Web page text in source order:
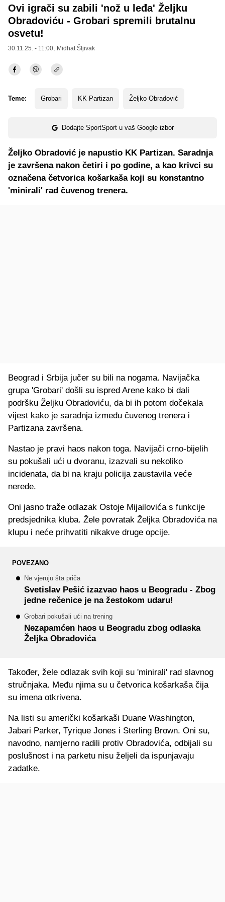
Ovi igrači su zabili 'nož u leđa' Željku
Obradoviću - Grobari spremili brutalnu
osvetu!
30.11.25. - 11:00, Midhat Šljivak
Teme: Grobari KK Partizan Željko Obradović
Dodajte SportSport u vaš Google izbor
Željko Obradović je napustio KK Partizan. Saradnja
je završena nakon četiri i po godine, a kao krivci su
označena četvorica košarkaša koji su konstantno
'minirali' rad čuvenog trenera.
Beograd i Srbija jučer su bili na nogama. Navijačka
grupa 'Grobari' došli su ispred Arene kako bi dali
podršku Željku Obradoviću, da bi ih potom dočekala
vijest kako je saradnja između čuvenog trenera i
Partizana završena.
Nastao je pravi haos nakon toga. Navijači crno-bijelih
su pokušali ući u dvoranu, izazvali su nekoliko
incidenata, da bi na kraju policija zaustavila veće
nerede.
Oni jasno traže odlazak Ostoje Mijailovića s funkcije
predsjednika kluba. Žele povratak Željka Obradovića na
klupu i neće prihvatiti nikakve druge opcije.
POVEZANO
Ne vjeruju šta priča
Svetislav Pešić izazvao haos u Beogradu - Zbog
jedne rečenice je na žestokom udaru!
Grobari pokušali ući na trening
Nezapamćen haos u Beogradu zbog odlaska
Željka Obradovića
Također, žele odlazak svih koji su 'minirali' rad slavnog
stručnjaka. Među njima su u četvorica košarkaša čija
su imena otkrivena.
Na listi su američki košarkaši Duane Washington,
Jabari Parker, Tyrique Jones i Sterling Brown. Oni su,
navodno, namjerno radili protiv Obradovića, odbijali su
poslušnost i na parketu nisu željeli da ispunjavaju
zadatke.